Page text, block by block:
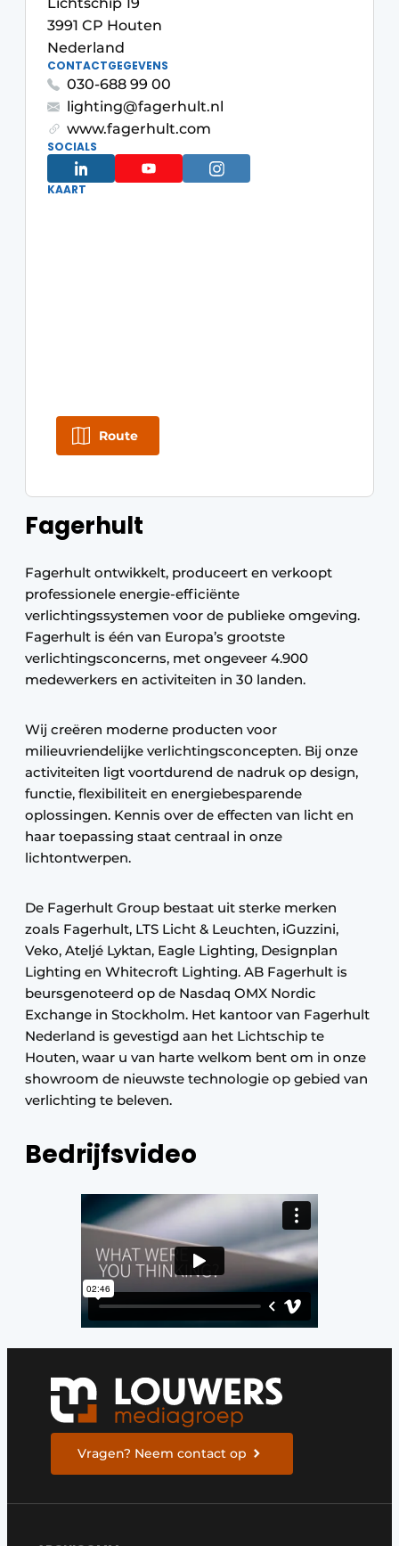
Fagerhult
Fagerhult ontwikkelt, produceert en verkoopt
professionele energie-efficiënte
verlichtingssystemen voor de publieke omgeving.
Fagerhult is één van Europa’s grootste
verlichtingsconcerns, met ongeveer 4.900
medewerkers en activiteiten in 30 landen.
Wij creëren moderne producten voor
milieuvriendelijke verlichtingsconcepten. Bij onze
activiteiten ligt voortdurend de nadruk op design,
functie, flexibiliteit en energiebesparende
oplossingen. Kennis over de effecten van licht en
haar toepassing staat centraal in onze
lichtontwerpen.
De Fagerhult Group bestaat uit sterke merken
zoals Fagerhult, LTS Licht & Leuchten, iGuzzini,
Veko, Ateljé Lyktan, Eagle Lighting, Designplan
Lighting en Whitecroft Lighting. AB Fagerhult is
beursgenoteerd op de Nasdaq OMX Nordic
Exchange in Stockholm. Het kantoor van Fagerhult
Nederland is gevestigd aan het Lichtschip te
Houten, waar u van harte welkom bent om in onze
showroom de nieuwste technologie op gebied van
verlichting te beleven.
Bedrijfsvideo
3991 CP Houten
Nederland
CONTACTGEGEVENS
030-688 99 00
lighting@fagerhult.nl
www.fagerhult.com
SOCIALS
KAART
Route
Vragen? Neem contact op